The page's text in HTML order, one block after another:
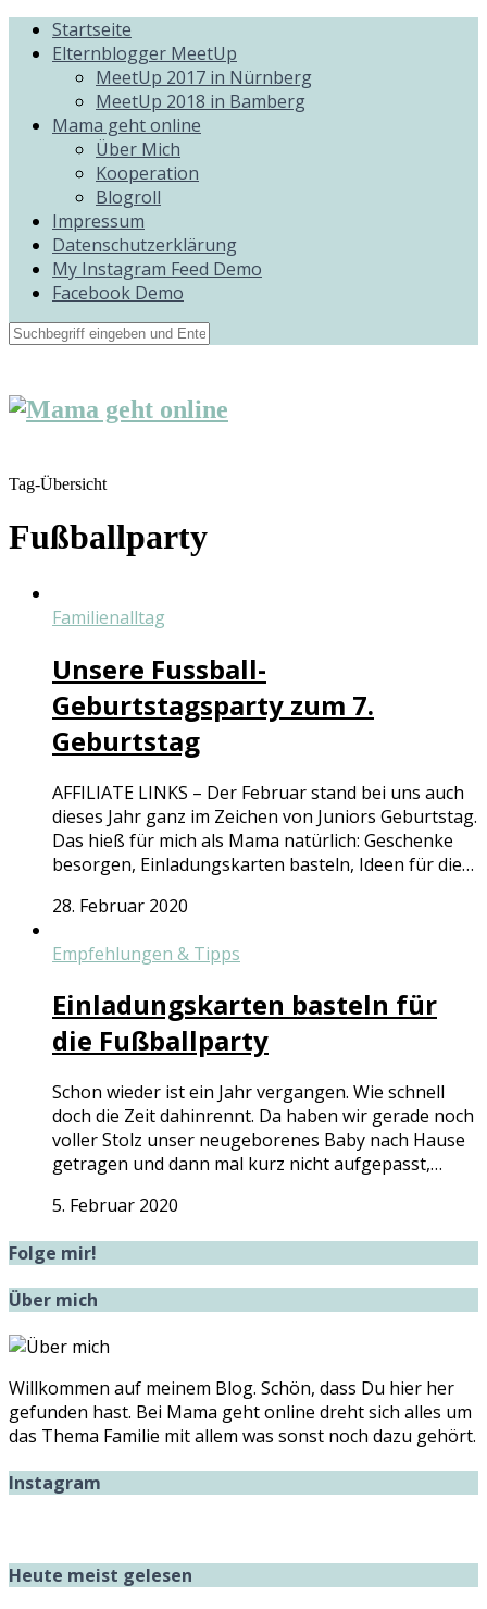
Startseite
Elternblogger MeetUp
MeetUp 2017 in Nürnberg
MeetUp 2018 in Bamberg
Mama geht online
Über Mich
Kooperation
Blogroll
Impressum
Datenschutzerklärung
My Instagram Feed Demo
Facebook Demo
Tag-Übersicht
Fußballparty
Familienalltag
Unsere Fussball-
Geburtstagsparty zum 7.
Geburtstag
AFFILIATE LINKS – Der Februar stand bei uns auch
dieses Jahr ganz im Zeichen von Juniors Geburtstag.
Das hieß für mich als Mama natürlich: Geschenke
besorgen, Einladungskarten basteln, Ideen für die…
28. Februar 2020
Empfehlungen & Tipps
Einladungskarten basteln für
die Fußballparty
Schon wieder ist ein Jahr vergangen. Wie schnell
doch die Zeit dahinrennt. Da haben wir gerade noch
voller Stolz unser neugeborenes Baby nach Hause
getragen und dann mal kurz nicht aufgepasst,…
5. Februar 2020
Folge mir!
Über mich
Willkommen auf meinem Blog. Schön, dass Du hier her
gefunden hast. Bei Mama geht online dreht sich alles um
das Thema Familie mit allem was sonst noch dazu gehört.
Instagram
Heute meist gelesen